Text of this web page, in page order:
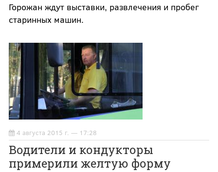
Горожан ждут выставки, развлечения и пробег
старинных машин.
4 августа 2015 г. — 17:28
Водители и кондукторы
примерили желтую форму